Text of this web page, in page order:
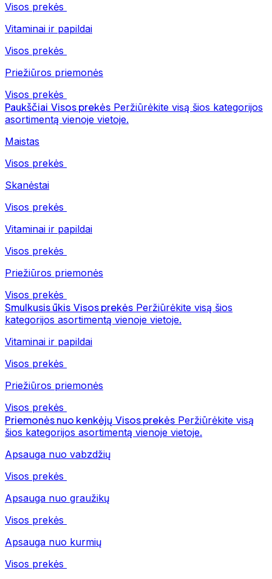
Visos prekės
Vitaminai ir papildai
Visos prekės
Priežiūros priemonės
Visos prekės
Paukščiai Visos prekės Peržiūrėkite visą šios kategorijos
asortimentą vienoje vietoje.
Maistas
Visos prekės
Skanėstai
Visos prekės
Vitaminai ir papildai
Visos prekės
Priežiūros priemonės
Visos prekės
Smulkusis ūkis Visos prekės Peržiūrėkite visą šios
kategorijos asortimentą vienoje vietoje.
Vitaminai ir papildai
Visos prekės
Priežiūros priemonės
Visos prekės
Priemonės nuo kenkėjų Visos prekės Peržiūrėkite visą
šios kategorijos asortimentą vienoje vietoje.
Apsauga nuo vabzdžių
Visos prekės
Apsauga nuo graužikų
Visos prekės
Apsauga nuo kurmių
Visos prekės